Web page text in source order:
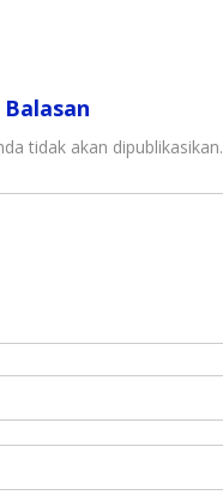
tidak akan dipublikasikan.